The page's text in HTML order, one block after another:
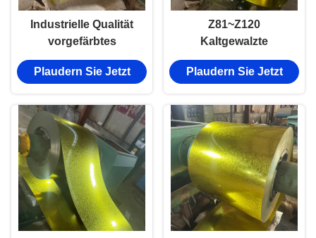
Industrielle Qualität
vorgefärbtes
galvanisiertes
Stahlblech und
Plaudern Sie Jetzt
Z81~Z120
Kaltgewalzte
vorlackierte verzinkte
Stahlspule Gi
galvanische Rollen
Plaudern Sie Jetzt